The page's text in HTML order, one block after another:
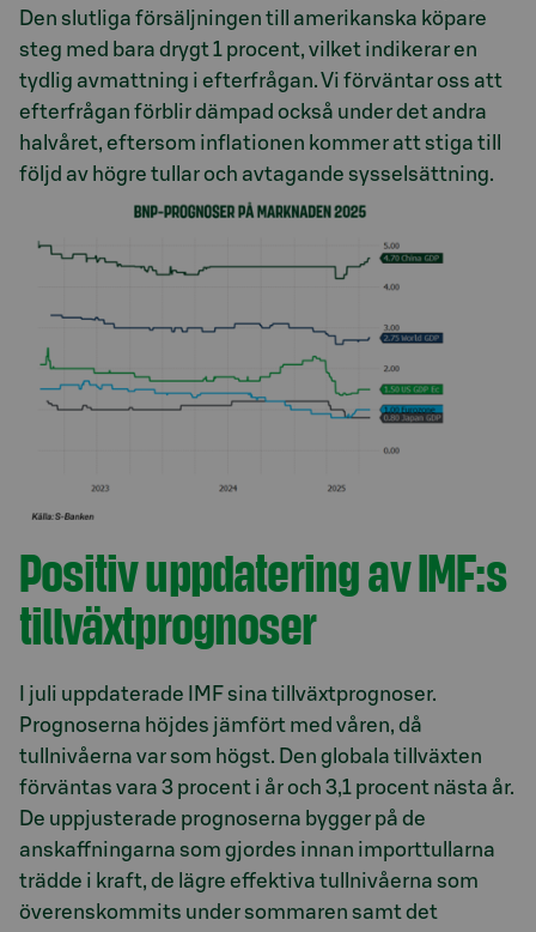
Den slutliga försäljningen till amerikanska köpare
steg med bara drygt 1 procent, vilket indikerar en
tydlig avmattning i efterfrågan. Vi förväntar oss att
efterfrågan förblir dämpad också under det andra
halvåret, eftersom inflationen kommer att stiga till
följd av högre tullar och avtagande sysselsättning.
Positiv uppdatering av IMF:s
tillväxtprognoser
I juli uppdaterade IMF sina tillväxtprognoser.
Prognoserna höjdes jämfört med våren, då
tullnivåerna var som högst. Den globala tillväxten
förväntas vara 3 procent i år och 3,1 procent nästa år.
De uppjusterade prognoserna bygger på de
anskaffningarna som gjordes innan importtullarna
trädde i kraft, de lägre effektiva tullnivåerna som
överenskommits under sommaren samt det